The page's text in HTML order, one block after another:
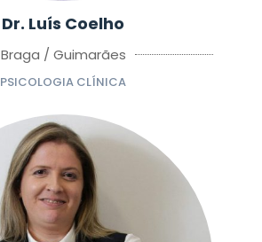
Dr. Luís Coelho
Braga / Guimarães
PSICOLOGIA CLÍNICA